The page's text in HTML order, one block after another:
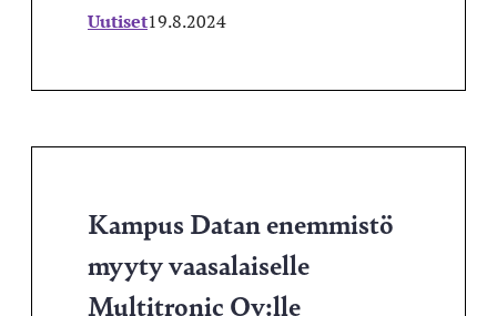
Uutiset19.8.2024
Kampus Datan enemmistö
myyty vaasalaiselle
Multitronic Oy:lle